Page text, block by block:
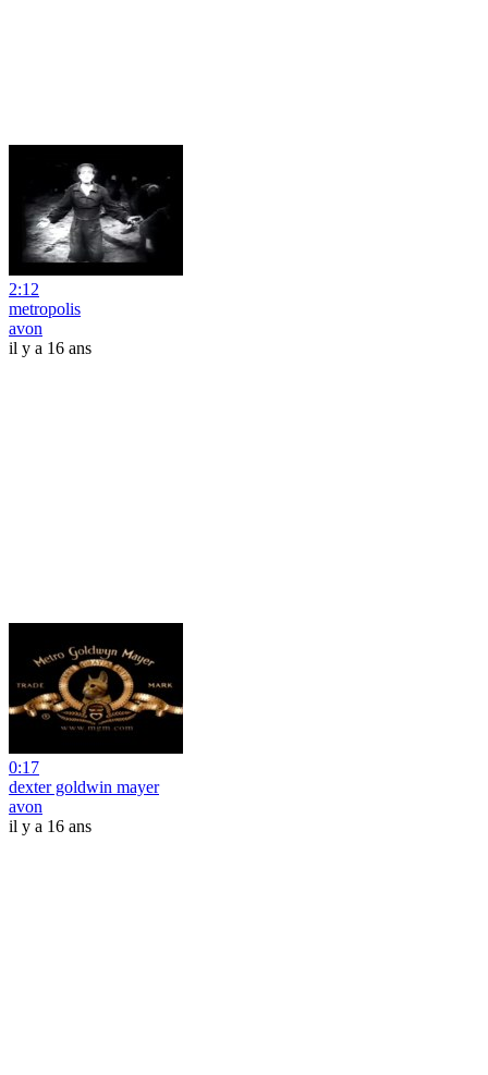
2:12
metropolis
avon
il y a 16 ans
0:17
dexter goldwin mayer
avon
il y a 16 ans